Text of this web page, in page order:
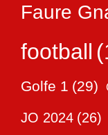
Faure
football
Golfe 1 (29)
JO 2024 (26)